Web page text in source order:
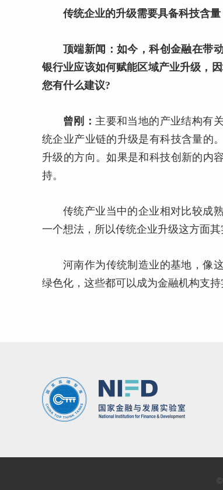
传统企业的升级需要具备科技含量
顶端新闻：如今，科创金融在带
银行业应该如何赋能区域产业升级，
您有什么建议?
曾刚： 主要和当地的产业结构有
统企业产业链的升级是有科技含量的
升级的方向。如果是和科技创新的内
持。
传统产业当中的企业相对比较成
一个想法，所以传统企业升级这方面其
河南作为传统制造业的基地，像
绿色化，这些都可以成为金融机构支持